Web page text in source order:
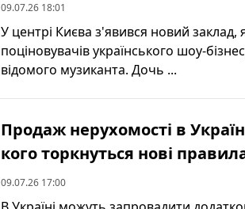
09.07.26 18:01
У центрі Києва з'явився новий заклад,
поціновувачів українського шоу-
відомого музиканта. Дочь ...
Продаж нерухомості в
кого торкнуться нові
09.07.26 17:00